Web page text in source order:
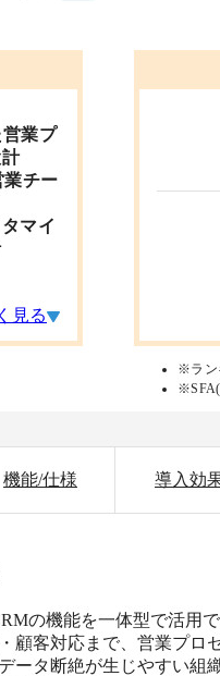
業プ
チー
マイ
見る
※ラン
機能/仕様 導入効
の機能を一体型で活用
顧客対応まで、営業プロ
ータ断絶が生じやすい組